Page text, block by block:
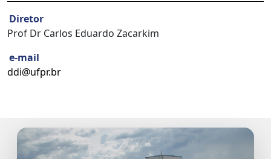
Diretor
Prof Dr Carlos Eduardo Zacarkim
e-mail
ddi@ufpr.br